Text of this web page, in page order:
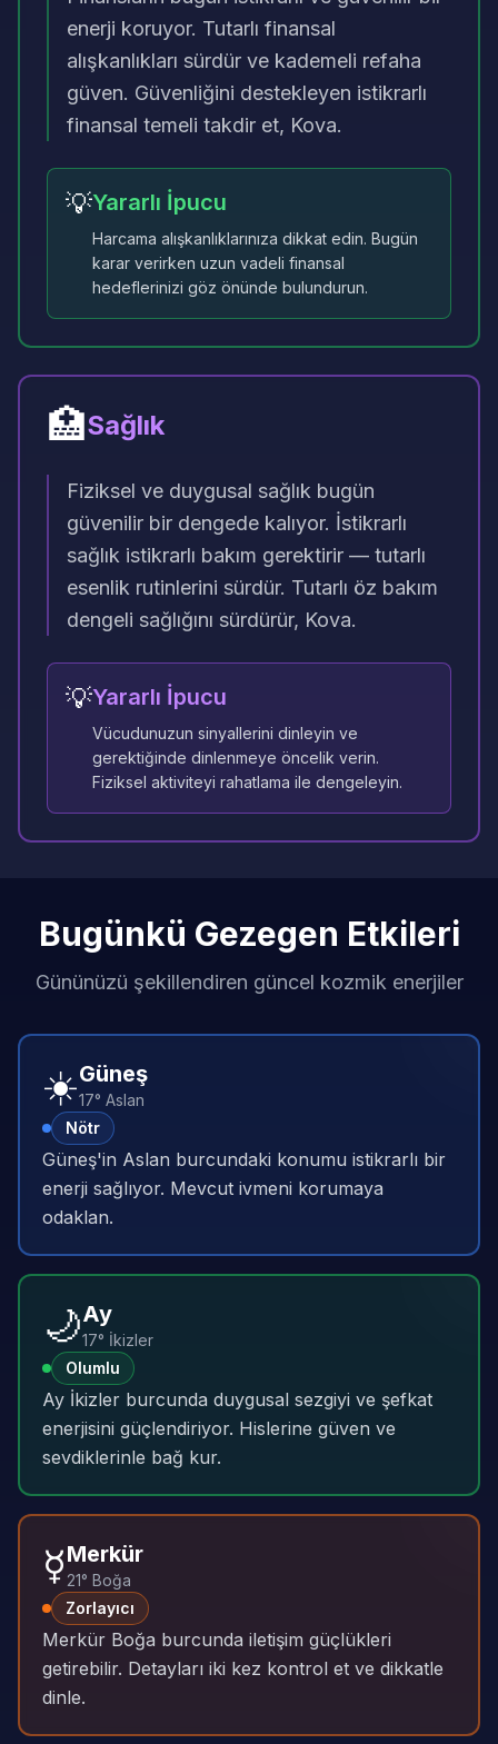
enerji koruyor. Tutarlı finansal
alışkanlıkları sürdür ve kademeli refaha
güven. Güvenliğini destekleyen istikrarlı
finansal temeli takdir et, Kova.
💡Yararlı İpucu
Harcama alışkanlıklarınıza dikkat edin. Bugün
karar verirken uzun vadeli finansal
hedeflerinizi göz önünde bulundurun.
🏥Sağlık
Fiziksel ve duygusal sağlık bugün
güvenilir bir dengede kalıyor. İstikrarlı
sağlık istikrarlı bakım gerektirir — tutarlı
esenlik rutinlerini sürdür. Tutarlı öz bakım
dengeli sağlığını sürdürür, Kova.
💡Yararlı İpucu
Vücudunuzun sinyallerini dinleyin ve
gerektiğinde dinlenmeye öncelik verin.
Fiziksel aktiviteyi rahatlama ile dengeleyin.
Bugünkü Gezegen Etkileri
Gününüzü şekillendiren güncel kozmik enerjiler
☀️Güneş
17° Aslan
Nötr
Güneş'in Aslan burcundaki konumu istikrarlı bir
enerji sağlıyor. Mevcut ivmeni korumaya
odaklan.
🌙Ay
17° İkizler
Olumlu
Ay İkizler burcunda duygusal sezgiyi ve şefkat
enerjisini güçlendiriyor. Hislerine güven ve
sevdiklerinle bağ kur.
☿️Merkür
21° Boğa
Zorlayıcı
Merkür Boğa burcunda iletişim güçlükleri
getirebilir. Detayları iki kez kontrol et ve dikkatle
dinle.